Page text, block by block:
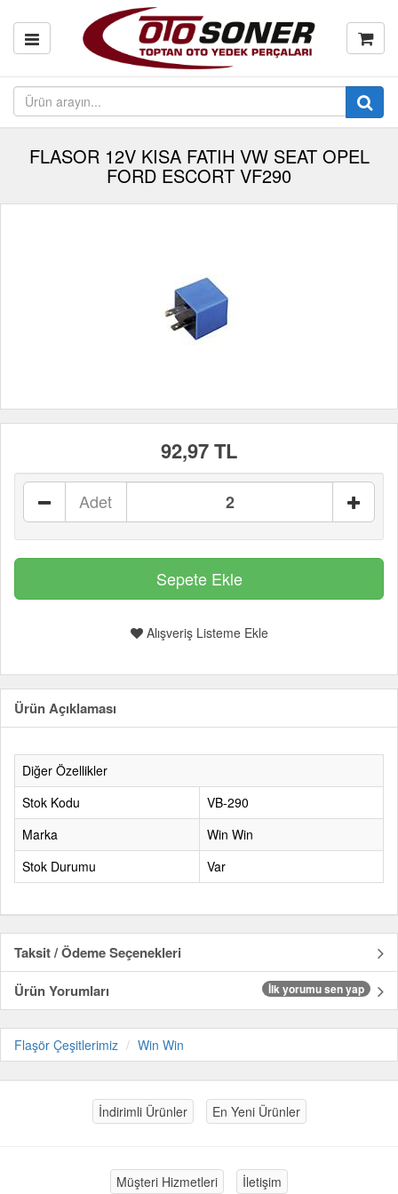
FLASOR 12V KISA FATIH VW SEAT OPEL
FORD ESCORT VF290
92,97 TL
Adet
Alışveriş Listeme Ekle
Ürün Açıklaması
Diğer Özellikler
Stok Kodu
VB-290
Marka
Win Win
Stok Durumu
Var
Taksit / Ödeme Seçenekleri
Ürün Yorumları
İlk yorumu sen yap
Flaşör Çeşitlerimiz Win Win
İndirimli Ürünler En Yeni Ürünler
Müşteri Hizmetleri İletişim